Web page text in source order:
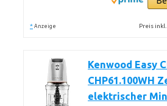
* Anzeige Preis
Kenwood Easy
CHP61.100WH
elektrischer